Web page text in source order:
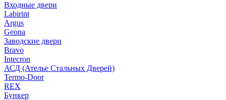
Входные двери
Labirint
Argus
Geona
Заводские двери
Bravo
Intecron
АСД (Ателье Стальных Дверей)
Termo-Door
REX
Бункер